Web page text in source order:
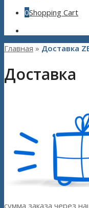
0Shopping Cart
Главная » Доставка
Доставка
сумма заказа через